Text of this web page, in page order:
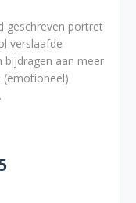
geschreven portret
verslaafde
bijdragen aan meer
(emotioneel)